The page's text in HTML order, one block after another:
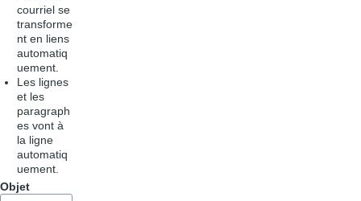
courriel se
transforme
nt en liens
automatiq
uement.
Les lignes
et les
paragraph
es vont à
la ligne
automatiq
uement.
Objet